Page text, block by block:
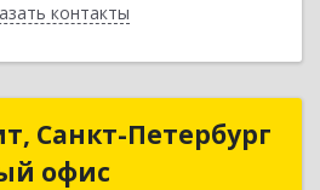
контакты
Назад
Санкт-Петербург
офис
Санкт-Петербург
Центральный офис